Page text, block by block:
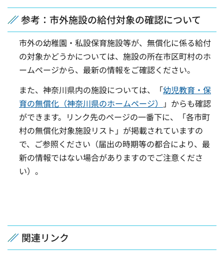
参考：市外施設の給付対象の確認について
市外の幼稚園・私設保育施設等が、無償化に係る給付
の対象かどうかについては、施設の所在市区町村のホ
ームページから、最新の情報をご確認ください。
また、神奈川県内の施設については、「幼児教育・保
育の無償化（神奈川県のホームページ）
」からも確認
ができます。リンク先のページの一番下に、「各市町
村の無償化対象施設リスト」が掲載されていますの
で、ご参照ください（届出の時期等の都合により、最
新の情報ではない場合がありますのでご注意くださ
い）。
関連リンク